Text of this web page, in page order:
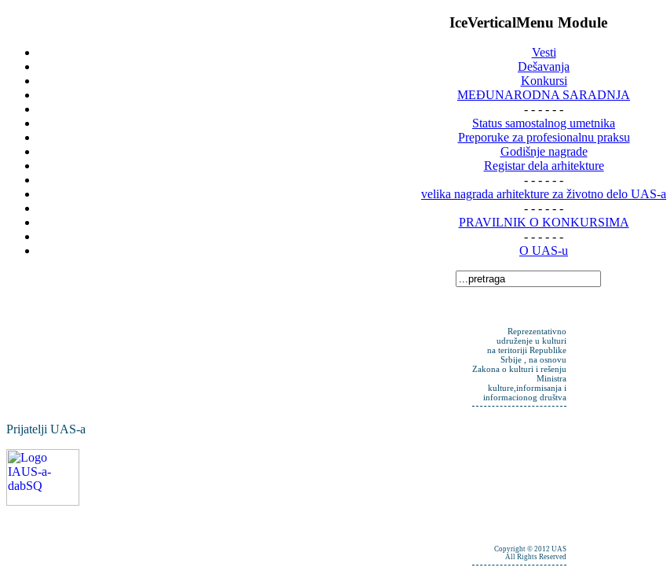
IceVerticalMenu Module
Vesti
Dešavanja
Konkursi
MEĐUNARODNA SARADNJA
- - - - - -
Status samostalnog umetnika
Preporuke za profesionalnu praksu
Godišnje nagrade
Registar dela arhitekture
- - - - - -
velika nagrada arhitekture za životno delo UAS-a
- - - - - -
PRAVILNIK O KONKURSIMA
- - - - - -
O UAS-u
Reprezentativno
udruženje u kulturi
na teritoriji Republike
Srbije , na osnovu
Zakona o kulturi i rešenju
Ministra
kulture,informisanja i
informacionog društva
Prijatelji UAS-a
Copyright © 2012 UAS
All Rights Reserved